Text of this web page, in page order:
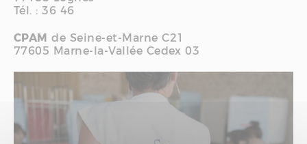
Tél. : 36 46
CPAM de Seine-et-Marne C21
77605 Marne-la-Vallée Cedex 03